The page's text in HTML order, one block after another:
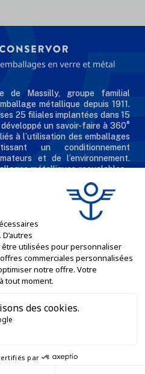
de Massilly, groupe familial
métallique depuis 1911.
25 filiales implantées dans 15
un savoir-faire à 360°
à l’utilisation des emballages
un conditionnement
et de l’environnement.
métalliques recyclables -
aérosols, emballages
et personnalisées pour les
et des industries
LIGNE